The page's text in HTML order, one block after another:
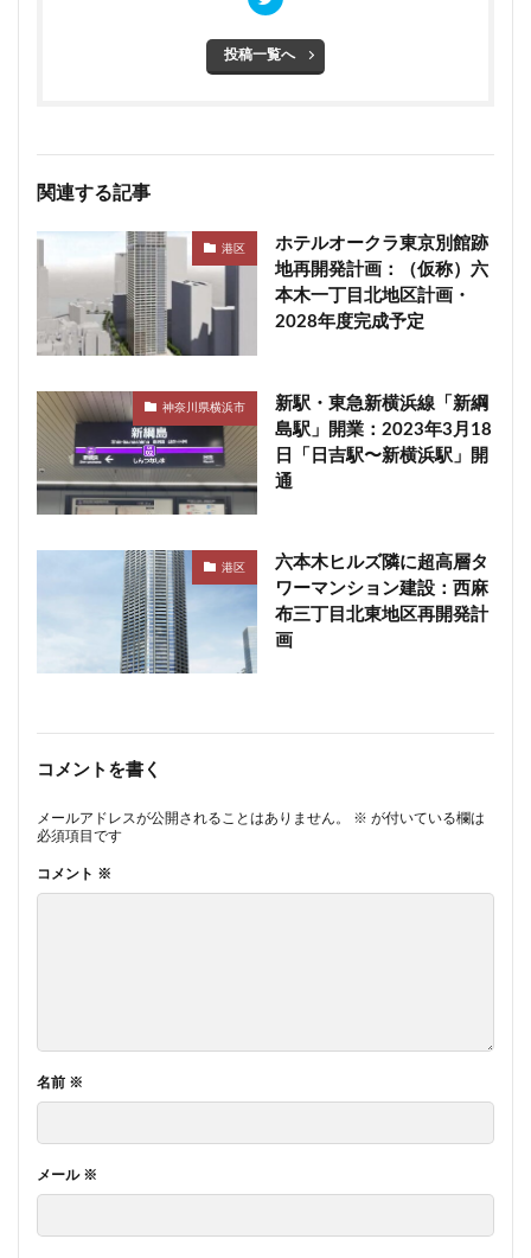
投稿一覧へ
関連する記事
港区
ホテルオークラ東京別館跡
地再開発計画：（仮称）六
本木一丁目北地区計画・
2028年度完成予定
神奈川県横浜市
新駅・東急新横浜線「新綱
島駅」開業：2023年3月18
日「日吉駅〜新横浜駅」開
通
港区
六本木ヒルズ隣に超高層タ
ワーマンション建設：西麻
布三丁目北東地区再開発計
画
コメントを書く
メールアドレスが公開されることはありません。 ※ が付いている欄は
必須項目です
コメント ※
名前 ※
メール ※